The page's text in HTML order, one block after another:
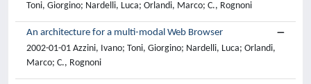
Toni, Giorgino; Nardelli, Luca; Orlandi, Marco; C., Rognoni
An architecture for a multi-modal Web Browser
2002-01-01 Azzini, Ivano; Toni, Giorgino; Nardelli, Luca; Orlandi,
Marco; C., Rognoni